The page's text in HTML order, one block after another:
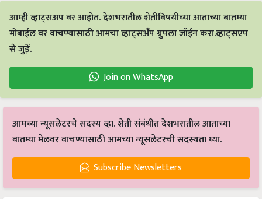
आम्ही व्हाट्सअप वर आहोत. देशभरातील शेतीविषयीच्या आताच्या बातम्या
मोबाईल वर वाचण्यासाठी आमचा व्हाट्सअँप ग्रुपला जॉईन करा.व्हाट्सएप
से जुड़ें.
Join on WhatsApp
आमच्या न्यूसलेटरचे सदस्य व्हा. शेती संबंधीत देशभरातील आताच्या
बातम्या मेलवर वाचण्यासाठी आमच्या न्यूसलेटरची सदस्यता घ्या.
Subscribe Newsletters